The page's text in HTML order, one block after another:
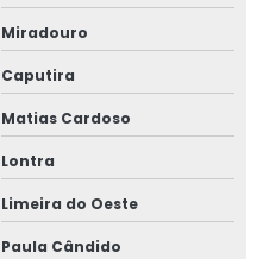
Miradouro
Caputira
Matias Cardoso
Lontra
Limeira do Oeste
Paula Cândido